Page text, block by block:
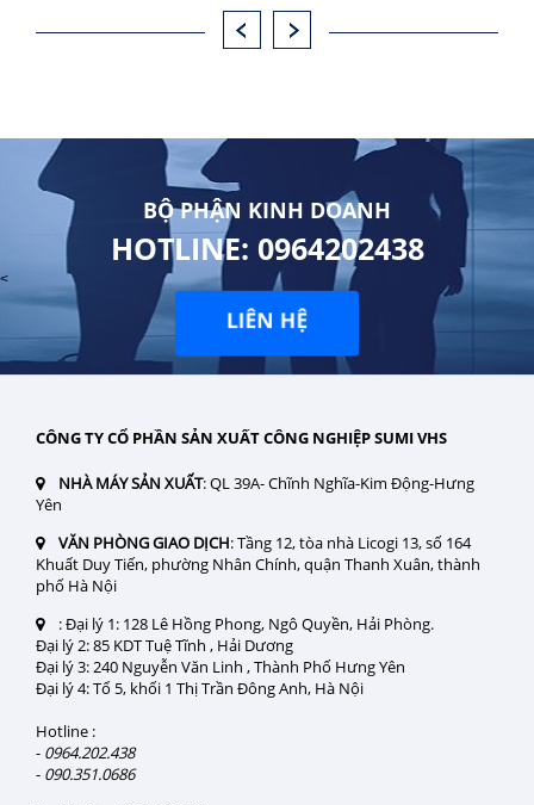
BỘ PHẬN KINH DOANH
HOTLINE: 0964202438
<
LIÊN HỆ
CÔNG TY CỔ PHẦN SẢN XUẤT CÔNG NGHIỆP SUMI VHS
NHÀ MÁY SẢN XUẤT: QL 39A- Chĩnh Nghĩa-Kim Động-Hưng
Yên
VĂN PHÒNG GIAO DỊCH: Tầng 12, tòa nhà Licogi 13, số 164
Khuất Duy Tiến, phường Nhân Chính, quận Thanh Xuân, thành
phố Hà Nội
:Đại lý 1: 128 Lê Hồng Phong, Ngô Quyền, Hải Phòng.
Đại lý 2: 85 KDT Tuệ Tĩnh , Hải Dương
Đại lý 3: 240 Nguyễn Văn Linh , Thành Phố Hưng Yên
Đại lý 4: Tổ 5, khối 1 Thị Trần Đông Anh, Hà Nội
Hotline :
- 0964.202.438
- 090.351.0686